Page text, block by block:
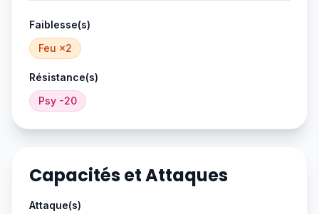
Faiblesse(s)
Feu ×2
Résistance(s)
Psy -20
Capacités et Attaques
Attaque(s)